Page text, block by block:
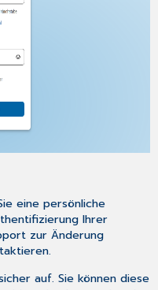
eine persönliche
Ihrer
zur Änderung
auf. Sie können diese